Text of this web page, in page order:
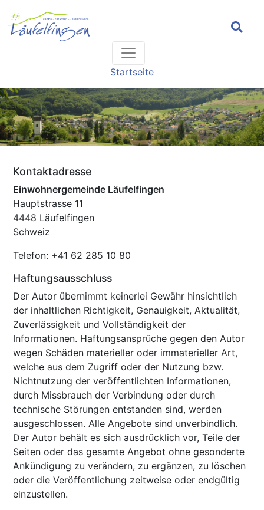
Hauptnavigation
Pfadnavigation
Startseite
Kontaktadresse
Einwohnergemeinde Läufelfingen
Hauptstrasse 11
4448 Läufelfingen
Schweiz
Telefon: +41 62 285 10 80
Haftungsausschluss
Der Autor übernimmt keinerlei Gewähr hinsichtlich
der inhaltlichen Richtigkeit, Genauigkeit, Aktualität,
Zuverlässigkeit und Vollständigkeit der
Informationen. Haftungsansprüche gegen den Autor
wegen Schäden materieller oder immaterieller Art,
welche aus dem Zugriff oder der Nutzung bzw.
Nichtnutzung der veröffentlichten Informationen,
durch Missbrauch der Verbindung oder durch
technische Störungen entstanden sind, werden
ausgeschlossen. Alle Angebote sind unverbindlich.
Der Autor behält es sich ausdrücklich vor, Teile der
Seiten oder das gesamte Angebot ohne gesonderte
Ankündigung zu verändern, zu ergänzen, zu löschen
oder die Veröffentlichung zeitweise oder endgültig
einzustellen.